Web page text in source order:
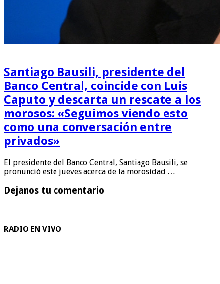
Santiago Bausili, presidente del
Banco Central, coincide con Luis
Caputo y descarta un rescate a los
morosos: «Seguimos viendo esto
como una conversación entre
privados»
El presidente del Banco Central, Santiago Bausili, se
pronunció este jueves acerca de la morosidad …
Dejanos tu comentario
RADIO EN VIVO